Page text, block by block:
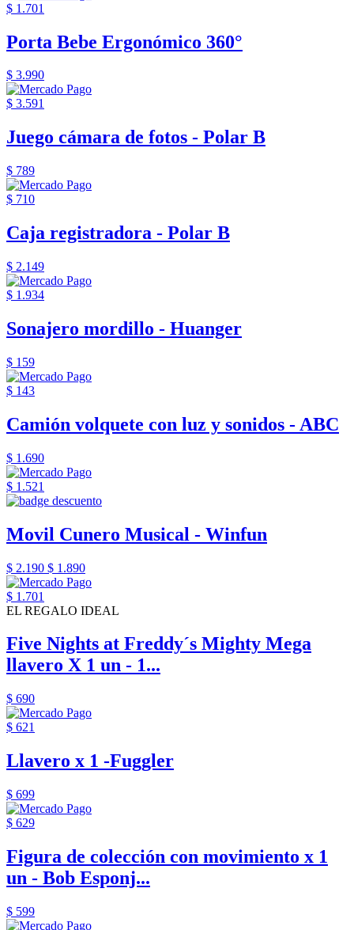
$ 1.701
Porta Bebe Ergonómico 360°
$ 3.990
$ 3.591
Juego cámara de fotos - Polar B
$ 789
$ 710
Caja registradora - Polar B
$ 2.149
$ 1.934
Sonajero mordillo - Huanger
$ 159
$ 143
Camión volquete con luz y sonidos - ABC
$ 1.690
$ 1.521
Movil Cunero Musical - Winfun
$ 2.190 $ 1.890
$ 1.701
EL REGALO IDEAL
Five Nights at Freddy´s Mighty Mega
llavero X 1 un - 1...
$ 690
$ 621
Llavero x 1 -Fuggler
$ 699
$ 629
Figura de colección con movimiento x 1
un - Bob Esponj...
$ 599